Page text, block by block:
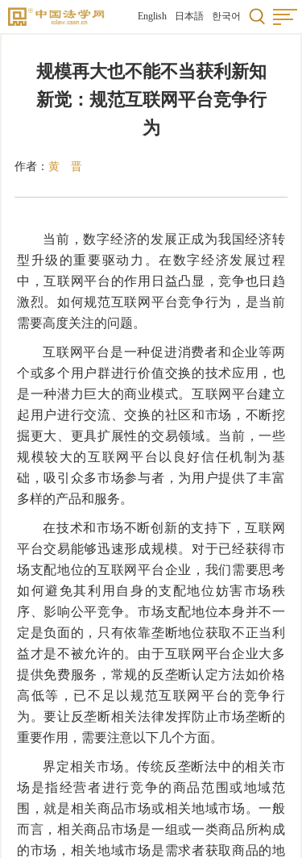
English 日本語 한국어
规模再大也不能不当获利新知
新觉：规范互联网平台竞争行
为
作者： 黄 晋
当前，数字经济的发展正成为我国经济转
型升级的重要驱动力。在数字经济发展过程
中，互联网平台的作用日益凸显，竞争也日趋
激烈。如何规范互联网平台竞争行为，是当前
需要高度关注的问题。
互联网平台是一种促进消费者和企业等两
个或多个用户群进行价值交换的技术应用，也
是一种潜力巨大的商业模式。互联网平台建立
起用户进行交流、交换的社区和市场，不断挖
掘更大、更具扩展性的交易领域。当前，一些
规模较大的互联网平台以良好信任机制为基
础，吸引众多市场参与者，为用户提供了丰富
多样的产品和服务。
在技术和市场不断创新的支持下，互联网
平台交易能够迅速形成规模。对于已经获得市
场支配地位的互联网平台企业，我们需要思考
如何避免其利用自身的支配地位妨害市场秩
序、影响公平竞争。市场支配地位本身并不一
定是负面的，只有依靠垄断地位获取不正当利
益才是不被允许的。由于互联网平台企业大多
提供免费服务，常规的反垄断认定方法如价格
高低等，已不足以规范互联网平台的竞争行
为。要让反垄断相关法律发挥防止市场垄断的
重要作用，需要注意以下几个方面。
界定相关市场。传统反垄断法中的相关市
场是指经营者进行竞争的商品范围或地域范
围，就是相关商品市场或相关地域市场。一般
而言，相关商品市场是一组或一类商品所构成
的市场，相关地域市场是需求者获取商品的地